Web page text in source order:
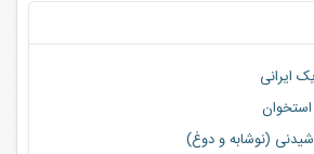
ایرانی
(نوشابه و دوغ)